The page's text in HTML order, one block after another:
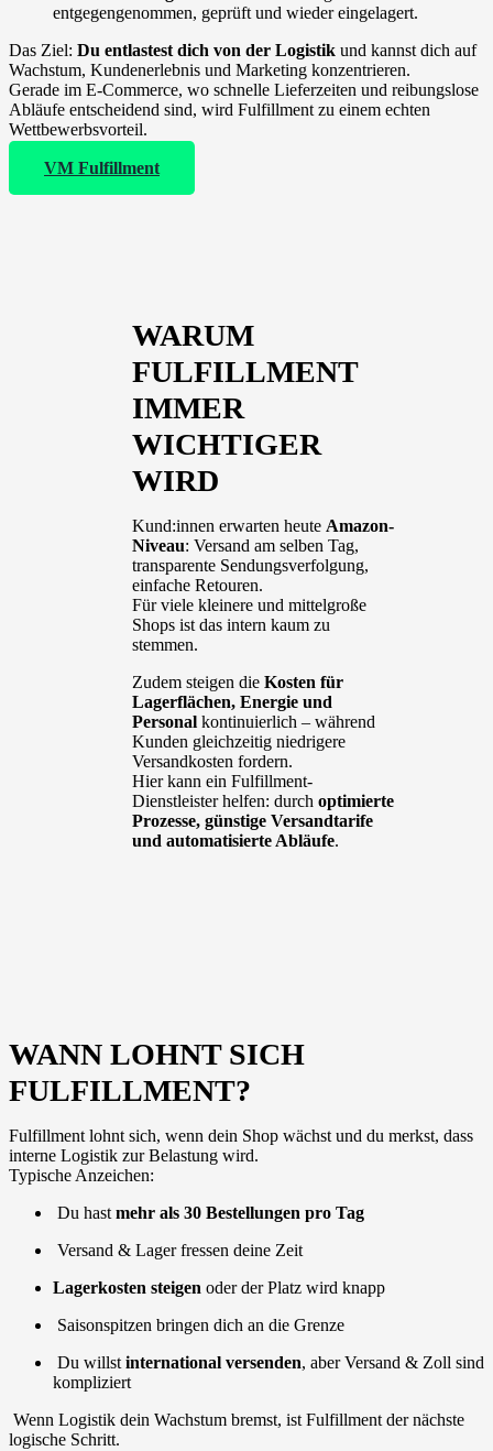
entgegengenommen, geprüft und wieder eingelagert.
Das Ziel: Du entlastest dich von der Logistik und kannst dich auf
Wachstum, Kundenerlebnis und Marketing konzentrieren.
Gerade im E-Commerce, wo schnelle Lieferzeiten und reibungslose
Abläufe entscheidend sind, wird Fulfillment zu einem echten
Wettbewerbsvorteil.
VM Fulfillment
WARUM
FULFILLMENT
IMMER
WICHTIGER
WIRD
Kund:innen erwarten heute Amazon-
Niveau: Versand am selben Tag,
transparente Sendungsverfolgung,
einfache Retouren.
Für viele kleinere und mittelgroße
Shops ist das intern kaum zu
stemmen.
Zudem steigen die Kosten für
Lagerflächen, Energie und
Personal kontinuierlich – während
Kunden gleichzeitig niedrigere
Versandkosten fordern.
Hier kann ein Fulfillment-
Dienstleister helfen: durch optimierte
Prozesse, günstige Versandtarife
und automatisierte Abläufe.
WANN LOHNT SICH
FULFILLMENT?
Fulfillment lohnt sich, wenn dein Shop wächst und du merkst, dass
interne Logistik zur Belastung wird.
Typische Anzeichen:
Du hast mehr als 30 Bestellungen pro Tag
Versand & Lager fressen deine Zeit
Lagerkosten steigen oder der Platz wird knapp
Saisonspitzen bringen dich an die Grenze
Du willst international versenden, aber Versand & Zoll sind
kompliziert
Wenn Logistik dein Wachstum bremst, ist Fulfillment der nächste
logische Schritt.